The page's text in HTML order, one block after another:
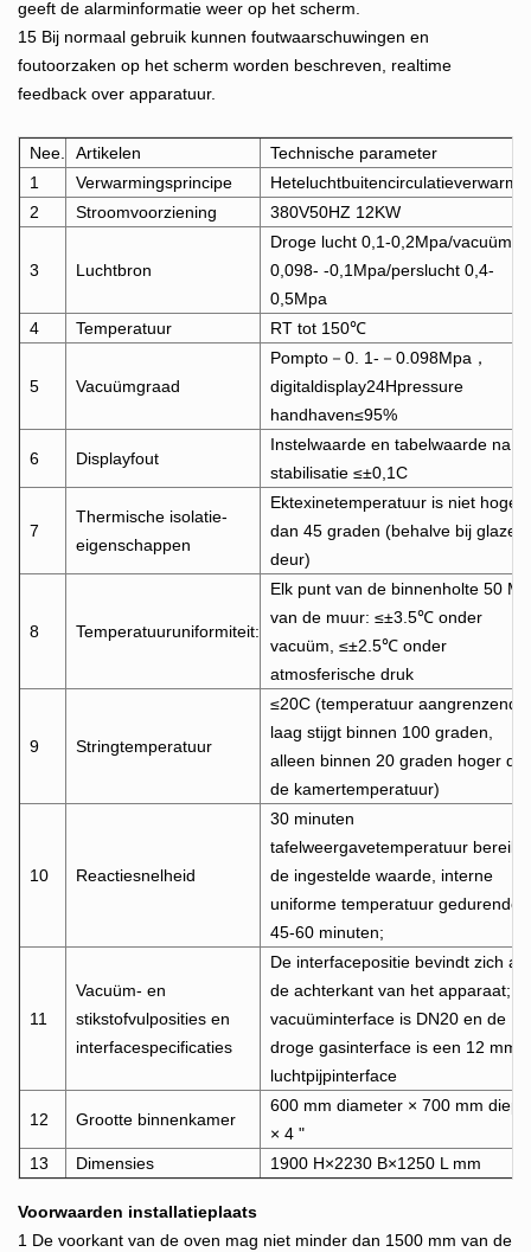
geeft de alarminformatie weer op het scherm.
15 Bij normaal gebruik kunnen foutwaarschuwingen en
foutoorzaken op het scherm worden beschreven, realtime
feedback over apparatuur.
Nee. Artikelen
Technische parameter
1
Verwarmingsprincipe
2
Stroomvoorziening 380V50HZ 12KW
3 Luchtbron
Droge lucht 0,1-0,2Mpa/vacuüm-
0,098- -0,1Mpa/perslucht 0,4-
0,5Mpa
4
Temperatuur RT tot 150℃
5 Vacuümgraad
Pompto－0. 1-－0.098Mpa，
digitaldisplay24Hpressure
handhaven≤95%
6 Displayfout
Instelwaarde en tabelwaarde na
stabilisatie ≤±0,1C
7
Thermische isolatie-
eigenschappen
Ektexinetemperatuur is niet hoger
dan 45 graden (behalve bij glazen
deur)
8 Temperatuuruniformiteit:
Elk punt van de binnenholte 50
van de muur: ≤±3.5℃ onder
vacuüm, ≤±2.5℃ onder
atmosferische druk
9 Stringtemperatuur
≤20C (temperatuur aangrenzend
laag stijgt binnen 100 graden,
alleen binnen 20 graden hoger
de kamertemperatuur)
10 Reactiesnelheid
30 minuten
tafelweergavetemperatuur bereikt
de ingestelde waarde, interne
uniforme temperatuur gedurende
45-60 minuten;
11
Vacuüm- en
stikstofvulposities en
interfacespecificaties
De interfacepositie bevindt zich
de achterkant van het apparaat;
vacuüminterface is DN20 en de
droge gasinterface is een 12 mm
luchtpijpinterface
12 Grootte binnenkamer
600 mm diameter × 700 mm
× 4 "
13
Dimensies 1900 H×2230 B×1250 L mm
Voorwaarden installatieplaats
1 De voorkant van de oven mag niet minder dan 1500 mm van de